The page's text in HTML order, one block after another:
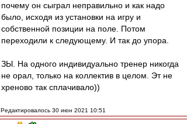
почему он сыграл неправильно и как надо
было, исходя из установки на игру и
собственной позиции на поле. Потом
переходили к следующему. И так до упора.
ЗЫ. На одного индивидуально тренер никогда
не орал, только на коллектив в целом. Эт не
хреново так сплачивало))
Редактировалось 30 июн 2021 10:51